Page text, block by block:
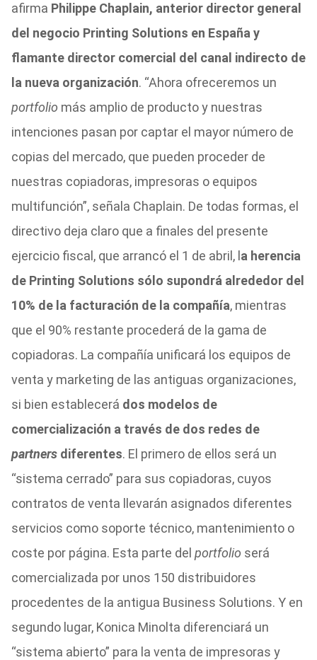
afirma Philippe Chaplain, anterior director general
del negocio Printing Solutions en España y
flamante director comercial del canal indirecto de
la nueva organización. “Ahora ofreceremos un
portfolio más amplio de producto y nuestras
intenciones pasan por captar el mayor número de
copias del mercado, que pueden proceder de
nuestras copiadoras, impresoras o equipos
multifunción”, señala Chaplain. De todas formas, el
directivo deja claro que a finales del presente
ejercicio fiscal, que arrancó el 1 de abril, l a herencia
de Printing Solutions sólo supondrá alrededor del
10% de la facturación de la compañía, mientras
que el 90% restante procederá de la gama de
copiadoras. La compañía unificará los equipos de
venta y marketing de las antiguas organizaciones,
si bien establecerá dos modelos de
comercialización a través de dos redes de
partnersdiferentes. El primero de ellos será un
“sistema cerrado” para sus copiadoras, cuyos
contratos de venta llevarán asignados diferentes
servicios como soporte técnico, mantenimiento o
coste por página. Esta parte del portfolio será
comercializada por unos 150 distribuidores
procedentes de la antigua Business Solutions. Y en
segundo lugar, Konica Minolta diferenciará un
“sistema abierto” para la venta de impresoras y